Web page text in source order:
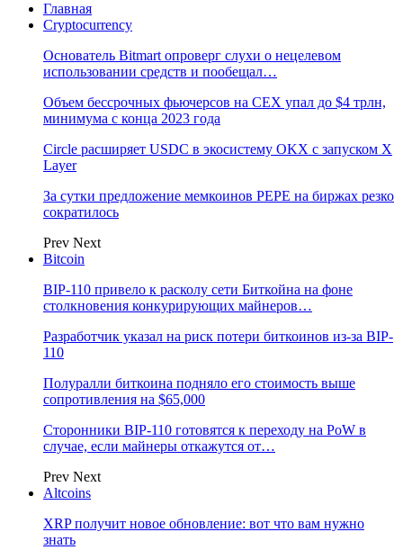
Главная
Cryptocurrency
Основатель Bitmart опроверг слухи о нецелевом
использовании средств и пообещал…
Объем бессрочных фьючерсов на CEX упал до $4 трлн,
минимума с конца 2023 года
Circle расширяет USDC в экосистему OKX с запуском X
Layer
За сутки предложение мемкоинов PEPE на биржах резко
сократилось
Prev Next
Bitcoin
BIP-110 привело к расколу сети Биткойна на фоне
столкновения конкурирующих майнеров…
Разработчик указал на риск потери биткоинов из-за BIP-
110
Полуралли биткоина подняло его стоимость выше
сопротивления на $65,000
Сторонники BIP-110 готовятся к переходу на PoW в
случае, если майнеры откажутся от…
Prev Next
Altcoins
XRP получит новое обновление: вот что вам нужно
знать